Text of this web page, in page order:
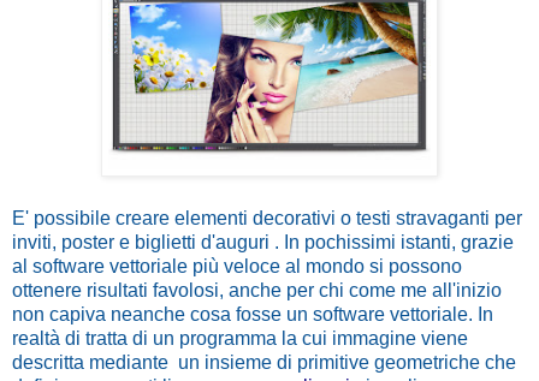
E' possibile creare elementi decorativi o testi stravaganti per
inviti, poster e biglietti d'auguri . In pochissimi istanti, grazie
al software vettoriale più veloce al mondo si possono
ottenere risultati favolosi, anche per chi come me all'inizio
non capiva neanche cosa fosse un software vettoriale. In
realtà di tratta di un programma la cui immagine viene
descritta mediante un insieme di primitive geometriche che